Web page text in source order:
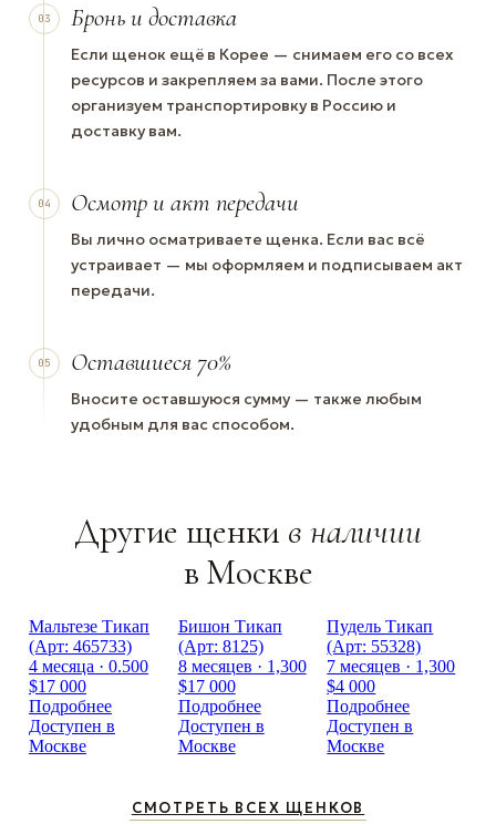
03 Бронь и доставка
Если щенок ещё в Корее — снимаем его со всех
ресурсов и закрепляем за вами. После этого
организуем транспортировку в Россию и
доставку вам.
04 Осмотр и акт передачи
Вы лично осматриваете щенка. Если вас всё
устраивает — мы оформляем и подписываем акт
передачи.
05 Оставшиеся 70%
Вносите оставшуюся сумму — также любым
удобным для вас способом.
Другие щенки в наличии
в Москве
Мальтезе Тикап
(Арт: 465733)
4 месяца · 0.500
$17 000
Подробнее
Доступен в
Москве
Бишон Тикап
(Арт: 8125)
8 месяцев · 1,300
$17 000
Подробнее
Доступен в
Москве
Пудель Тикап
(Арт: 55328)
7 месяцев · 1,300
$4 000
Подробнее
Доступен в
Москве
СМОТРЕТЬ ВСЕХ ЩЕНКОВ